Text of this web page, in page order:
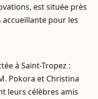
est située près
accueillante pour les
à Saint-Tropez :
Pokora et Christina
leurs célèbres amis